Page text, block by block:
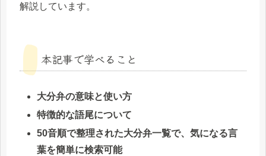
解説しています。
本記事で学べること
大分弁の意味と使い方
特徴的な語尾について
50音順で整理された大分弁一覧で、気になる言
葉を簡単に検索可能